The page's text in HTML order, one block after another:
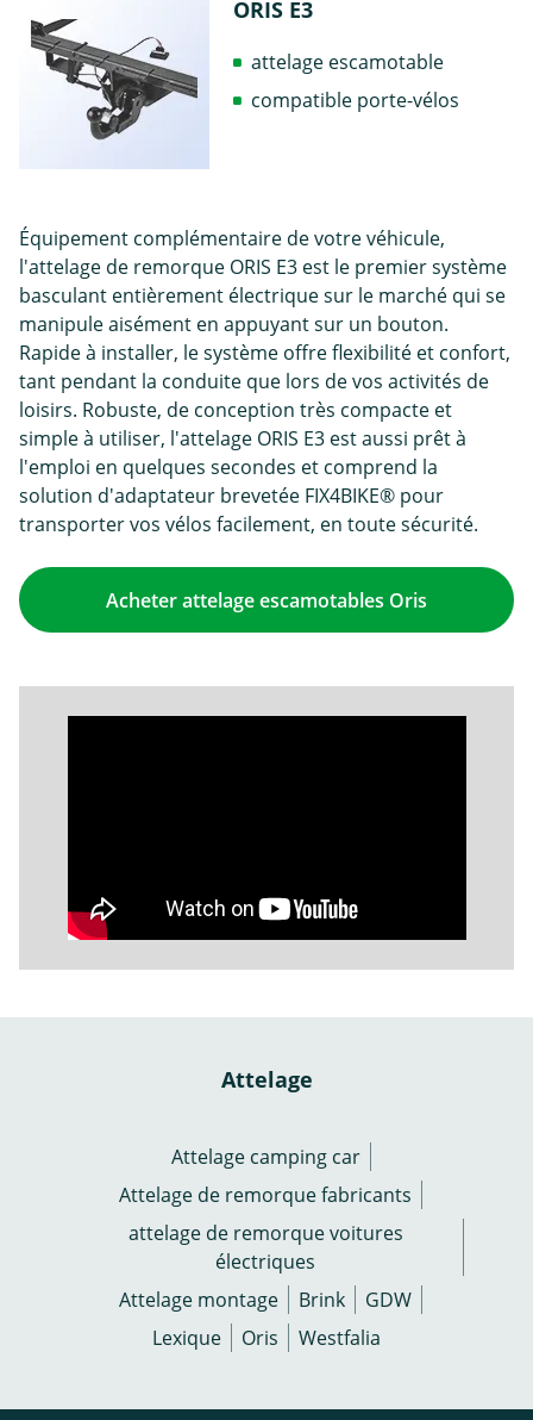
ORIS E3
attelage escamotable
compatible porte-vélos
Équipement complémentaire de votre véhicule,
l'attelage de remorque ORIS E3 est le premier système
basculant entièrement électrique sur le marché qui se
manipule aisément en appuyant sur un bouton.
Rapide à installer, le système offre flexibilité et confort,
tant pendant la conduite que lors de vos activités de
loisirs. Robuste, de conception très compacte et
simple à utiliser, l'attelage ORIS E3 est aussi prêt à
l'emploi en quelques secondes et comprend la
solution d'adaptateur brevetée FIX4BIKE® pour
transporter vos vélos facilement, en toute sécurité.
Acheter attelage escamotables Oris
Attelage
Attelage camping car
Attelage de remorque fabricants
attelage de remorque voitures
électriques
Attelage montage
Brink
GDW
Lexique
Oris Westfalia